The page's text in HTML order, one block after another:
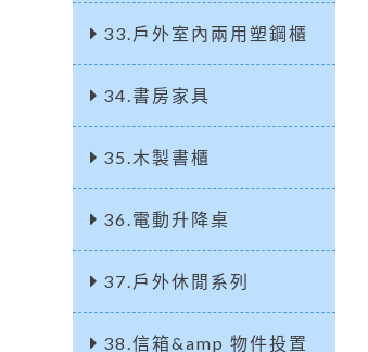
33.戶外室內兩用塑鋼櫃
34.書房家具
35.木製書櫃
36.電動升降桌
37.戶外休閒系列
38.信箱&amp 物件投置